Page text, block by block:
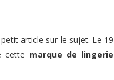
article sur le sujet. Le 19
cette marque de lingerie